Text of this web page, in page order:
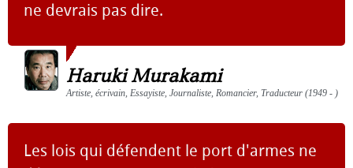
ne devrais pas dire.
Haruki Murakami
Artiste, écrivain, Essayiste, Journaliste, Romancier, Traducteur (1949 - )
Les lois qui défendent le port d'armes ne